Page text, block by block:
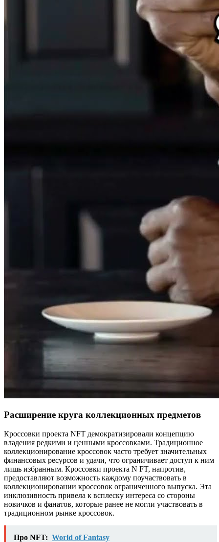
Расширение круга коллекционных предметов
Кроссовки проекта NFT демократизировали концепцию
владения редкими и ценными кроссовками. Традиционное
коллекционирование кроссовок часто требует значительных
финансовых ресурсов и удачи, что ограничивает доступ к ним
лишь избранным. Кроссовки проекта N FT, напротив,
предоставляют возможность каждому поучаствовать в
коллекционировании кроссовок ограниченного выпуска. Эта
инклюзивность привела к всплеску интереса со стороны
новичков и фанатов, которые ранее не могли участвовать в
традиционном рынке кроссовок.
Про NFT: World of Fantasy